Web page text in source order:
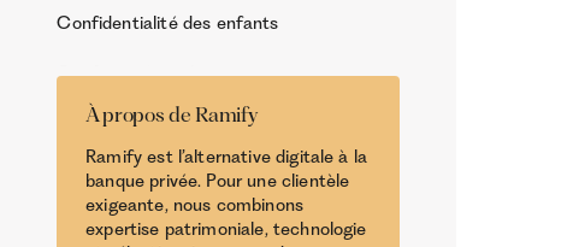
Confidentialité des enfants
Conformité aux lois
Contactez-nous
À propos de Ramify
Ramify est l’alternative digitale à la
banque privée. Pour une clientèle
exigeante, nous combinons
expertise patrimoniale, technologie